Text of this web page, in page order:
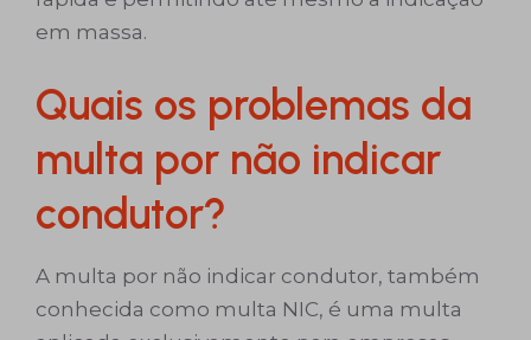
em massa.
Quais os problemas da
multa por não indicar
condutor?
A multa por não indicar condutor, também
conhecida como multa NIC, é uma multa